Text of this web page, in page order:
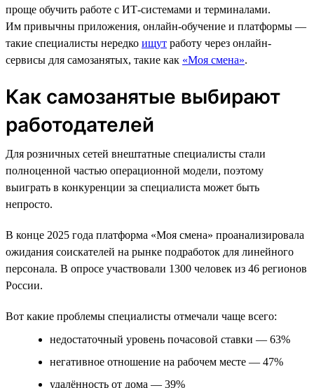
проще обучить работе с ИТ-системами и терминалами.
Им привычны приложения, онлайн-обучение и платформы —
такие специалисты нередко ищут работу через онлайн-
сервисы для самозанятых, такие как «Моя смена».
Как самозанятые выбирают
работодателей
Для розничных сетей внештатные специалисты стали
полноценной частью операционной модели, поэтому
выиграть в конкуренции за специалиста может быть
непросто.
В конце 2025 года платформа «Моя смена» проанализировала
ожидания соискателей на рынке подработок для линейного
персонала. В опросе участвовали 1300 человек из 46 регионов
России.
Вот какие проблемы специалисты отмечали чаще всего:
недостаточный уровень почасовой ставки — 63%
негативное отношение на рабочем месте — 47%
удалённость от дома — 39%